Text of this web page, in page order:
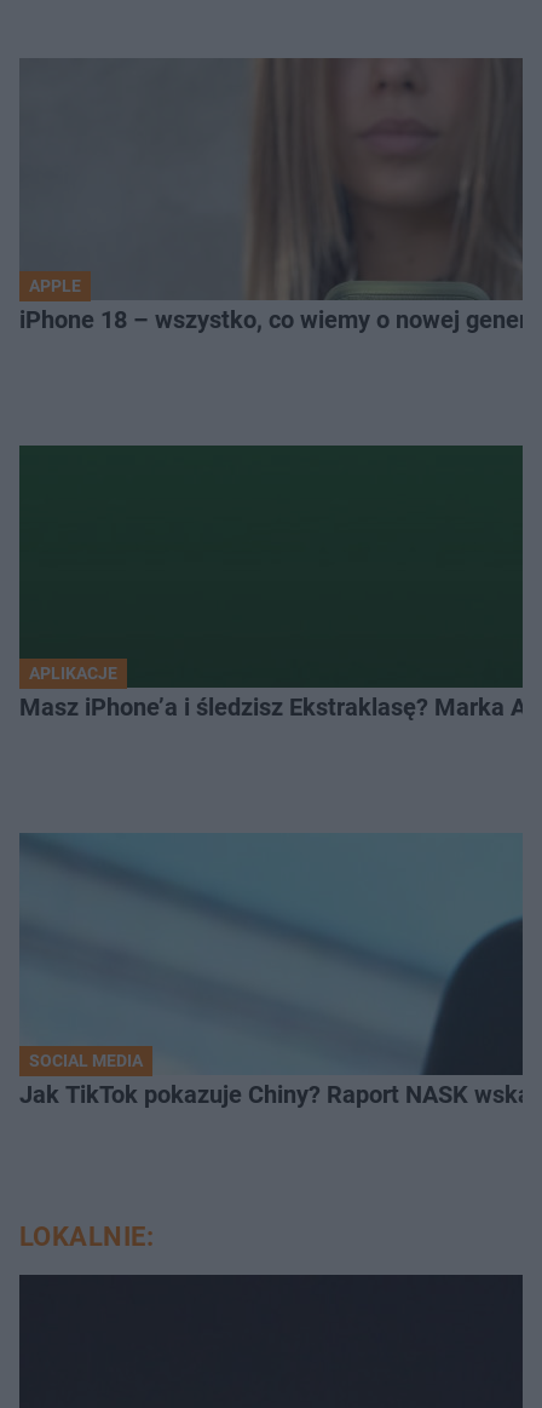
APPLE
iPhone 18 – wszystko, co wiemy o nowej
APLIKACJE
Masz iPhone’a i śledzisz Ekstraklasę? Marka
SOCIAL MEDIA
Jak TikTok pokazuje Chiny? Raport NASK
LOKALNIE: